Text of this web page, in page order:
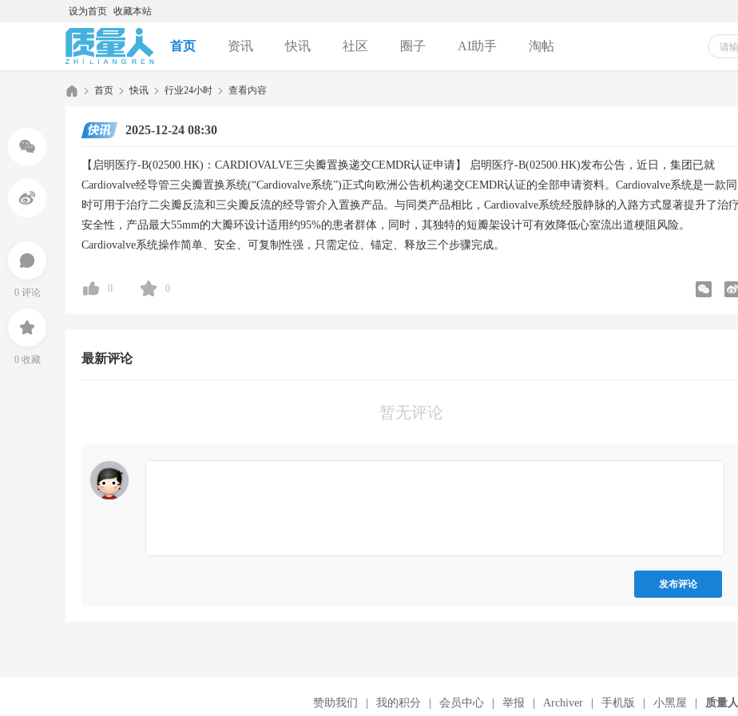
设为首页 收藏本站
首页 资讯 快讯 社区 圈子 AI助手 淘帖
积分购买卡密
首页
›
快讯
›
行业24小时
›
查看内容
0 评论
0 收藏
2025-12-24 08:30
【启明医疗-B(02500.HK)：CARDIOVALVE三尖瓣置换递交CEMDR认证申请】
启明医疗-B(02500.HK)发布公告，近日，集团已就
Cardiovalve经导管三尖瓣置换系统(“Cardiovalve系统”)正式向欧洲公告机构递交CEMDR认证的全部申请资料。Cardiovalve系统是一款同
时可用于治疗二尖瓣反流和三尖瓣反流的经导管介入置换产品。与同类产品相比，Cardiovalve系统经股静脉的入路方式显著提升了治疗
安全性，产品最大55mm的大瓣环设计适用约95%的患者群体，同时，其独特的短瓣架设计可有效降低心室流出道梗阻风险。
Cardiovalve系统操作简单、安全、可复制性强，只需定位、锚定、释放三个步骤完成。
0 0
最新评论
暂无评论
发布评论
赞助我们 我的积分 会员中心 举报 Archiver 手机版 小黑屋 质量